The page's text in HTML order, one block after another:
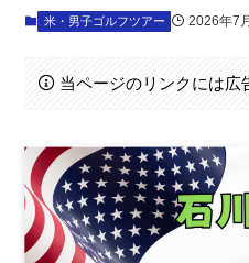
米・男子ゴルフツアー 2026年7
当ページのリンクには広